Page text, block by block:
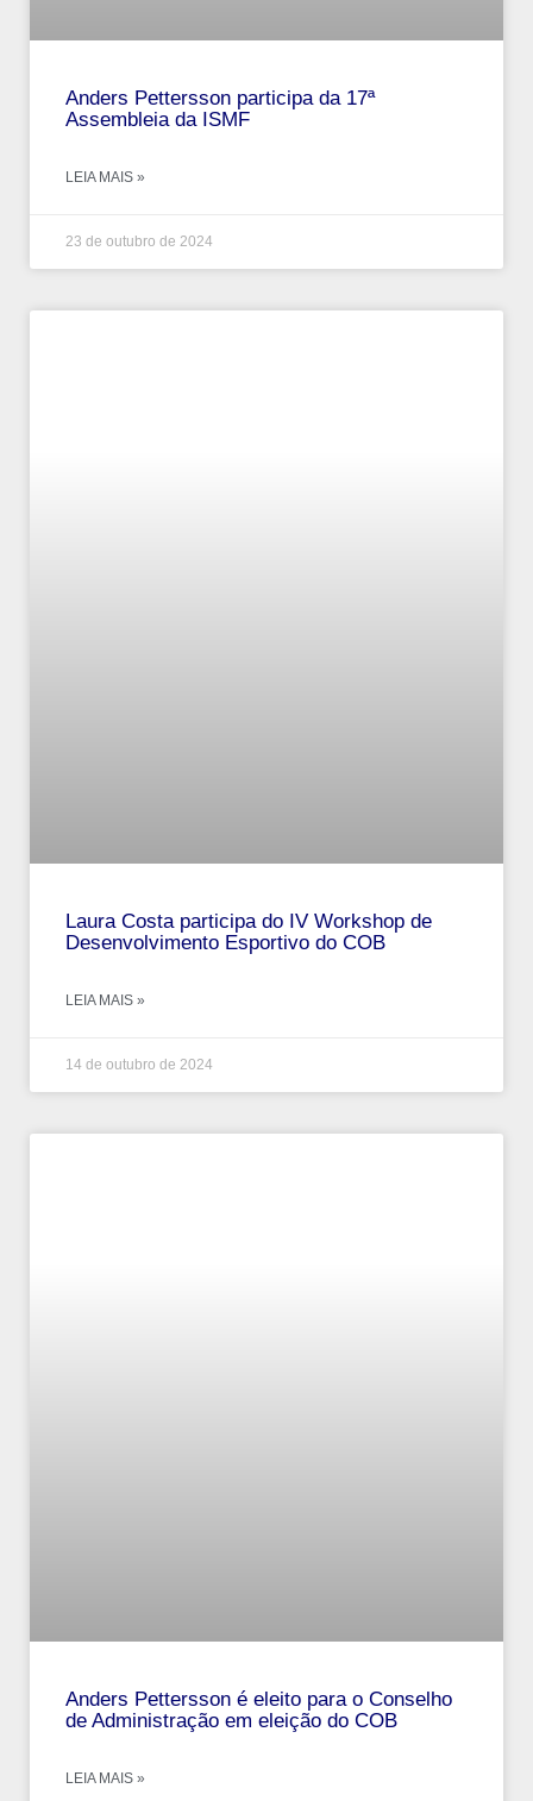
Anders Pettersson participa da 17ª
Assembleia da ISMF
LEIA MAIS »
23 de outubro de 2024
Laura Costa participa do IV Workshop de
Desenvolvimento Esportivo do COB
LEIA MAIS »
14 de outubro de 2024
Anders Pettersson é eleito para o Conselho
de Administração em eleição do COB
LEIA MAIS »